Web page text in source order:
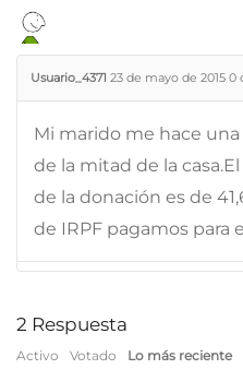
Usuario_4371 23 de mayo de 2015 0
Mi marido me hace
de la mitad de la
de la donación es de
de IRPF pagamos para
2 Respuesta
Activo Votado Lo más reciente